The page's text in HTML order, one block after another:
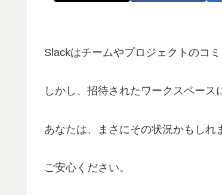
Slackはチームやプロジェクトのコ
しかし、招待されたワークスペース
あなたは、まさにその状況かもしれ
ご安心ください。